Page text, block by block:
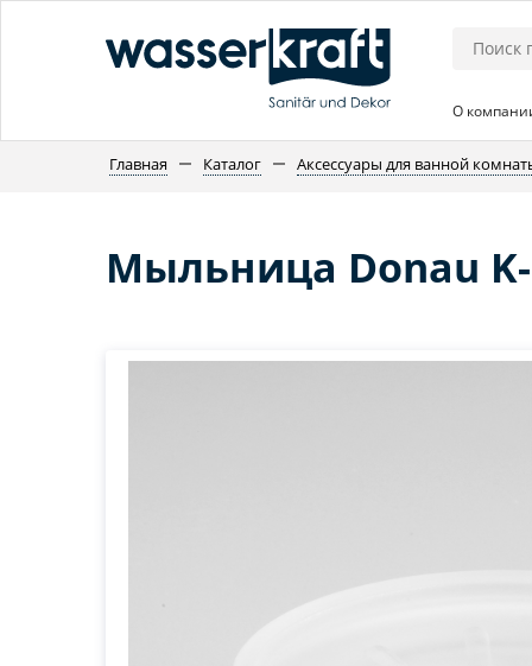
О
Главная Каталог Аксессуары для ванной
Мыльница Donau K-